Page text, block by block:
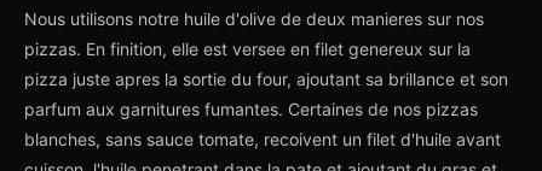
Nous utilisons notre huile d'olive de deux manieres sur nos
pizzas. En finition, elle est versee en filet genereux sur la
pizza juste apres la sortie du four, ajoutant sa brillance et son
parfum aux garnitures fumantes. Certaines de nos pizzas
blanches, sans sauce tomate, recoivent un filet d'huile avant